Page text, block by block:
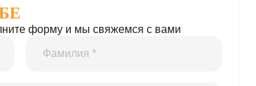
форму и мы свяжемся с вами